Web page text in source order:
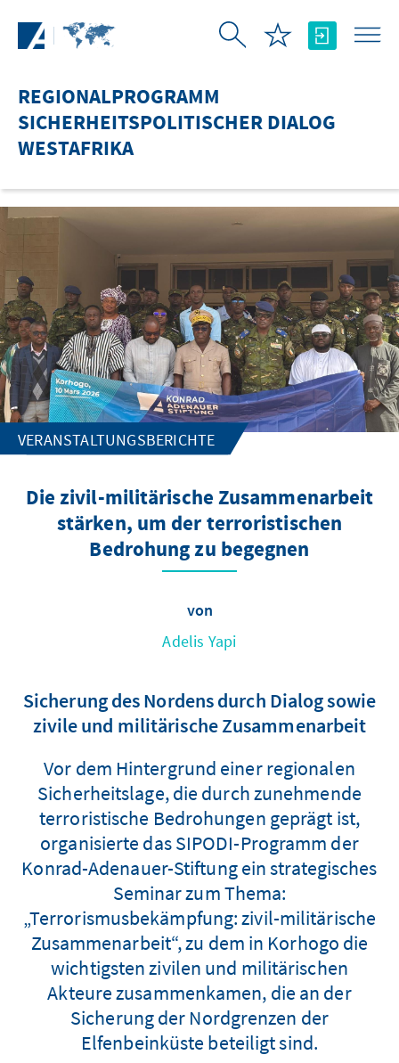
REGIONALPROGRAMM
SICHERHEITSPOLITISCHER DIALOG
WESTAFRIKA
VERANSTALTUNGSBERICHTE
Die zivil-militärische Zusammenarbeit
stärken, um der terroristischen
Bedrohung zu begegnen
von
Adelis Yapi
Sicherung des Nordens durch Dialog sowie
zivile und militärische Zusammenarbeit
Vor dem Hintergrund einer regionalen
Sicherheitslage, die durch zunehmende
terroristische Bedrohungen geprägt ist,
organisierte das SIPODI-Programm der
Konrad-Adenauer-Stiftung ein strategisches
Seminar zum Thema:
„Terrorismusbekämpfung: zivil-militärische
Zusammenarbeit“, zu dem in Korhogo die
wichtigsten zivilen und militärischen
Akteure zusammenkamen, die an der
Sicherung der Nordgrenzen der
Elfenbeinküste beteiligt sind.